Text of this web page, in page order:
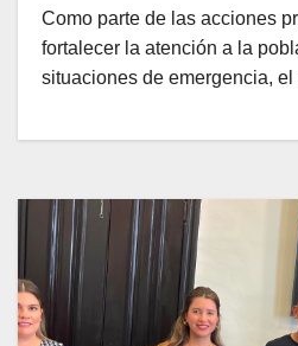
Como parte de las acciones
fortalecer la atención a la
situaciones de emergencia,